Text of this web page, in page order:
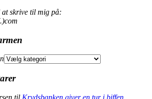
skrive til mig på:
til Krydsbanken giver en tur i biffen